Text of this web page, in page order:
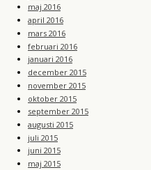
maj 2016
april 2016
mars 2016
februari 2016
januari 2016
december 2015
november 2015
oktober 2015
september 2015
augusti 2015
juli 2015
juni 2015
maj 2015